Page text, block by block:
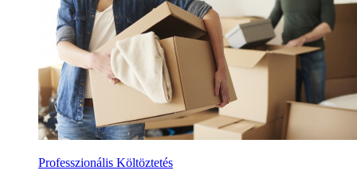
Professzionális Költöztetés